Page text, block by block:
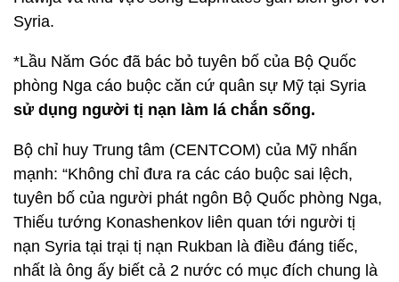
Syria.
*Lầu Năm Góc đã bác bỏ tuyên bố của Bộ Quốc
phòng Nga cáo buộc căn cứ quân sự Mỹ tại Syria
sử dụng người tị nạn làm lá chắn sống.
Bộ chỉ huy Trung tâm (CENTCOM) của Mỹ nhấn
mạnh: “Không chỉ đưa ra các cáo buộc sai lệch,
tuyên bố của người phát ngôn Bộ Quốc phòng Nga,
Thiếu tướng Konashenkov liên quan tới người tị
nạn Syria tại trại tị nạn Rukban là điều đáng tiếc,
nhất là ông ấy biết cả 2 nước có mục đích chung là